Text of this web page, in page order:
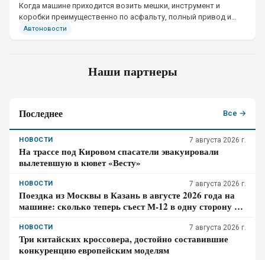
Когда машине приходится возить мешки, инструмент и
коробки преимущественно по асфальту, полный привод и
простота ремонта отходят на второй план
Автоновости
Наши партнеры
Последнее Все →
НОВОСТИ 7 августа 2026 г.
На трассе под Кировом спасатели эвакуировали
вылетевшую в кювет «Весту»
НОВОСТИ 7 августа 2026 г.
Поездка из Москвы в Казань в августе 2026 года на
машине: сколько теперь съест М-12 в одну сторону и
НОВОСТИ 7 августа 2026 г.
Три китайских кроссовера, достойно составившие
конкуренцию европейским моделям